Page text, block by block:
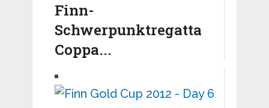
Finn-
Schwerpunktregatta
Coppa...